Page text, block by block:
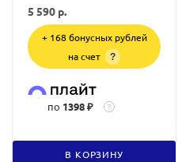
5 590 р.
+ 168 бонусных рублей
на счет
?
по 1398 ₽ ?
В КОРЗИНУ